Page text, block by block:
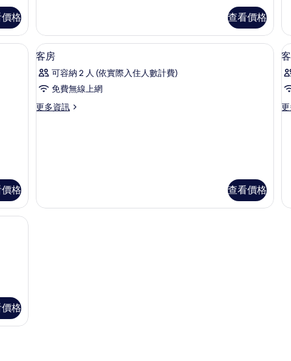
格
的
詳
情
查看價格
雙
床
房
詳
情
床墊、筆電工作空間、遮光布/窗簾
格
顯
示
客
的
高級寢具、記憶床墊、筆電工作空間、
4
客房
可容納 2 人 (依實際入住人數計費)
免費無線上網
更多資訊
更
查看價格
顯
更
工作空間、遮光布/窗簾
格